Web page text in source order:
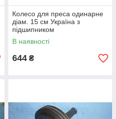
Колесо для преса одинарне
діам. 15 см Україна з
підшипником
В наявності
644 ₴